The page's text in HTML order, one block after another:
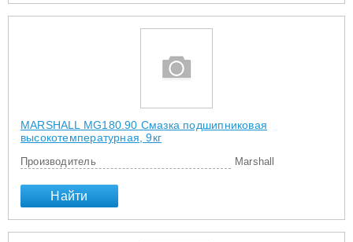
MARSHALL MG180.90 Смазка подшипниковая
высокотемпературная, 9кг
Производитель Marshall
Найти